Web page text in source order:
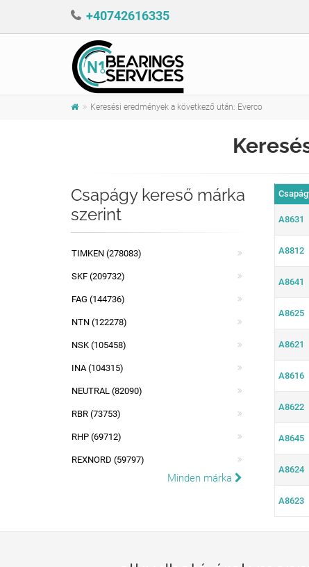
+40742616335
Keresési eredmények a következő után: Everco
A8631
A8812
A8641
A8625
A8621
A8616
A8622
A8645
A8624
A8623
Csapágy kereső márka
szerint
TIMKEN (278083)
SKF (209732)
FAG (144736)
NTN (122278)
NSK (105458)
INA (104315)
NEUTRAL (82090)
RBR (73753)
RHP (69712)
REXNORD (59797)
Minden márka